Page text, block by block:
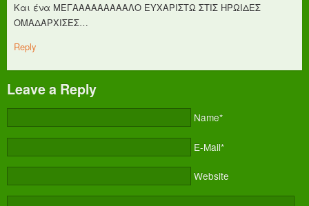
Και ένα ΜΕΓΑΑΑΑΑΑΑΑΑΛΟ ΕΥΧΑΡΙΣΤΩ ΣΤΙΣ ΗΡΩΙΔΕΣ
ΟΜΑΔΑΡΧΙΣΕΣ…
Reply
Leave a Reply
Name*
E-Mail*
Website